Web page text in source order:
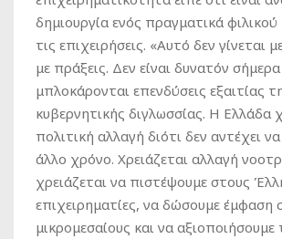
δημιουργία ενός πραγματικά φιλικού
τις επιχειρήσεις. «Αυτό δεν γίνεται
με πράξεις. Δεν είναι δυνατόν
μπλοκάρονται επενδύσεις εξαιτίας
κυβερνητικής διγλωσσίας. Η Ελλάδα
πολιτική αλλαγή διότι δεν αντέχει να
άλλο χρόνο. Χρειάζεται αλλαγή
χρειάζεται να πιστέψουμε στους
επιχειρηματίες, να δώσουμε έμφαση
μικρομεσαίους και να